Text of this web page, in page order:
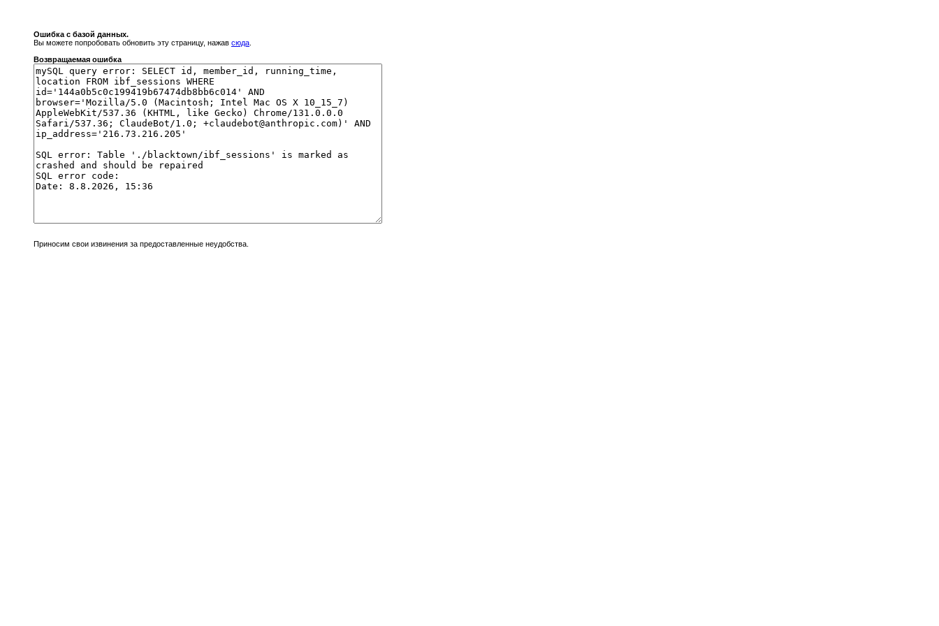
Ошибка с базой данных.
Вы можете попробовать обновить эту страницу, нажав сюда
Возвращаемая ошибка
Приносим свои извинения за предоставленные неудобства.